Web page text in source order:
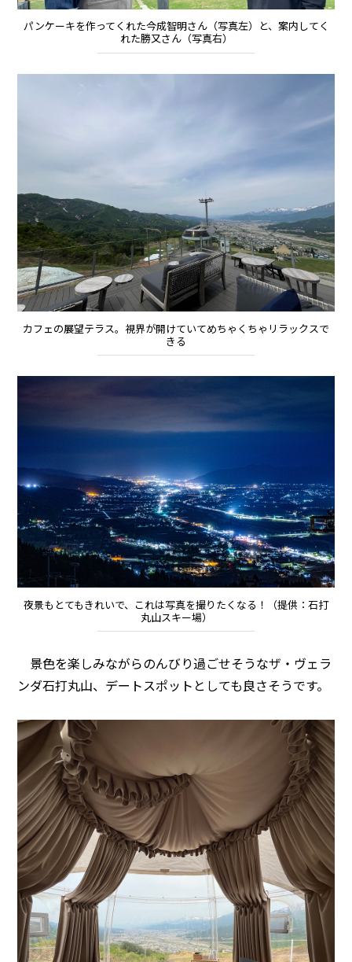
パンケーキを作ってくれた今成智明さん（写真左）と、案内してく
れた勝又さん（写真右）
カフェの展望テラス。視界が開けていてめちゃくちゃリラックスで
きる
夜景もとてもきれいで、これは写真を撮りたくなる！（提供：石打
丸山スキー場）
景色を楽しみながらのんびり過ごせそうなザ・ヴェラ
ンダ石打丸山、デートスポットとしても良さそうです。